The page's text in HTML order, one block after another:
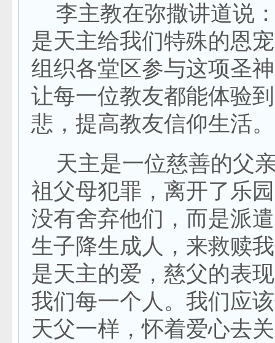
李主教在弥撒讲道说
是天主给我们特殊的恩
组织各堂区参与这项圣
让每一位教友都能体验
悲，提高教友信仰生活。
天主是一位慈善的父
祖父母犯罪，离开了乐
没有舍弃他们，而是派
生子降生成人，来救赎
是天主的爱，慈父的表
我们每一个人。我们应
天父一样，怀着爱心去